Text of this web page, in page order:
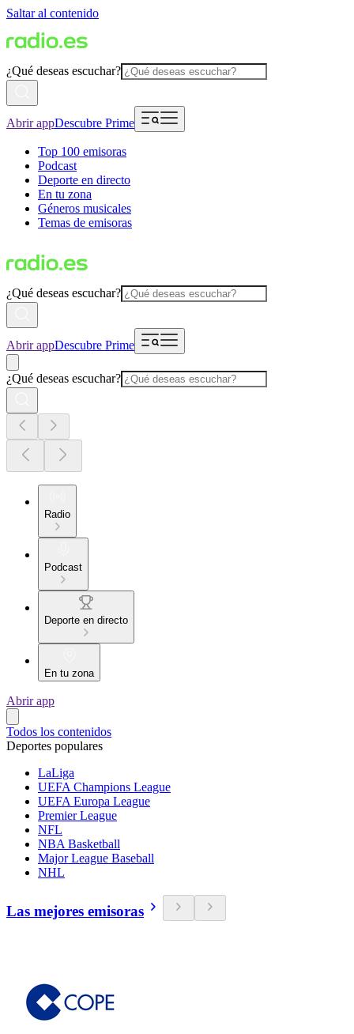
Saltar al contenido
¿Qué deseas escuchar?
Abrir appDescubre Prime
Top 100 emisoras
Podcast
Deporte en directo
En tu zona
Géneros musicales
Temas de emisoras
¿Qué deseas escuchar?
Abrir appDescubre Prime
¿Qué deseas escuchar?
Radio
Podcast
Deporte en directo
En tu zona
Abrir app
Todos los contenidos
Deportes populares
LaLiga
UEFA Champions League
UEFA Europa League
Premier League
NFL
NBA Basketball
Major League Baseball
NHL
Las mejores emisoras